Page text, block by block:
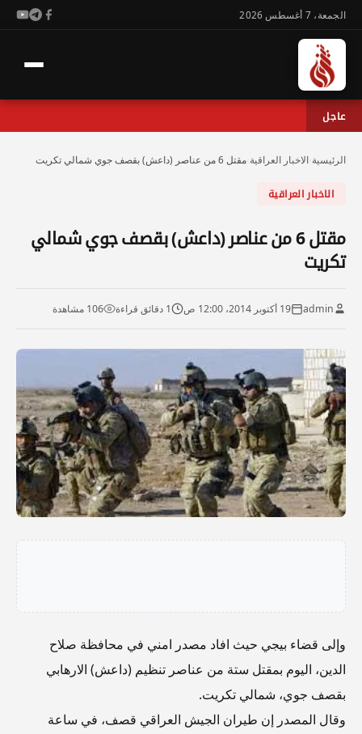
الجمعة، 7 أغسطس 2026
عاجل
الرئيسية الاخبار العراقية مقتل 6 من عناصر (داعش) بقصف جوي شمالي تكريت
الاخبار العراقية
مقتل 6 من عناصر (داعش) بقصف جوي شمالي
تكريت
admin 19 أكتوبر 2014، 12:00 ص 1 دقائق قراءة 106 مشاهدة
وإلى قضاء بيجي حيث افاد مصدر امني في محافظة صلاح
الدين، اليوم بمقتل ستة من عناصر تنظيم (داعش) الارهابي
بقصف جوي، شمالي تكريت.
وقال المصدر إن طيران الجيش العراقي قصف، في ساعة